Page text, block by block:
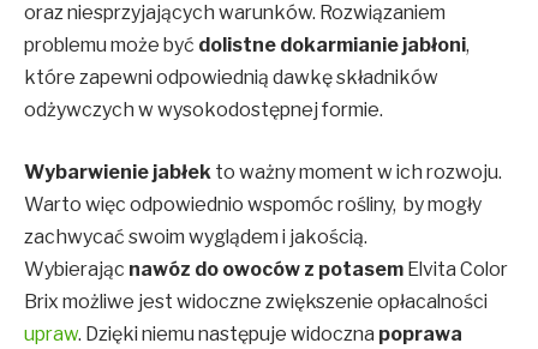
oraz niesprzyjających warunków. Rozwiązaniem
problemu może być dolistne dokarmianie jabłoni,
które zapewni odpowiednią dawkę składników
odżywczych w wysokodostępnej formie.
Wybarwienie jabłek to ważny moment w ich rozwoju.
Warto więc odpowiednio wspomóc rośliny, by mogły
zachwycać swoim wyglądem i jakością.
Wybierając nawóz do owoców z potasem Elvita Color
Brix możliwe jest widoczne zwiększenie opłacalności
upraw. Dzięki niemu następuje widoczna poprawa